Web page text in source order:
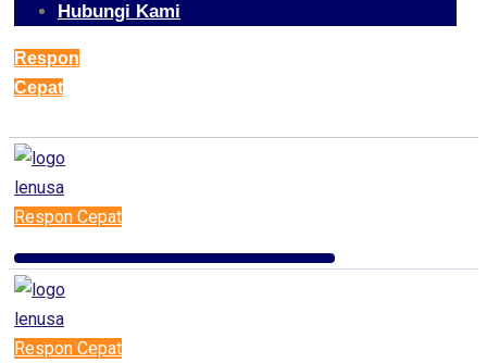
Hubungi Kami
Respon
Cepat
Respon Cepat
Respon Cepat